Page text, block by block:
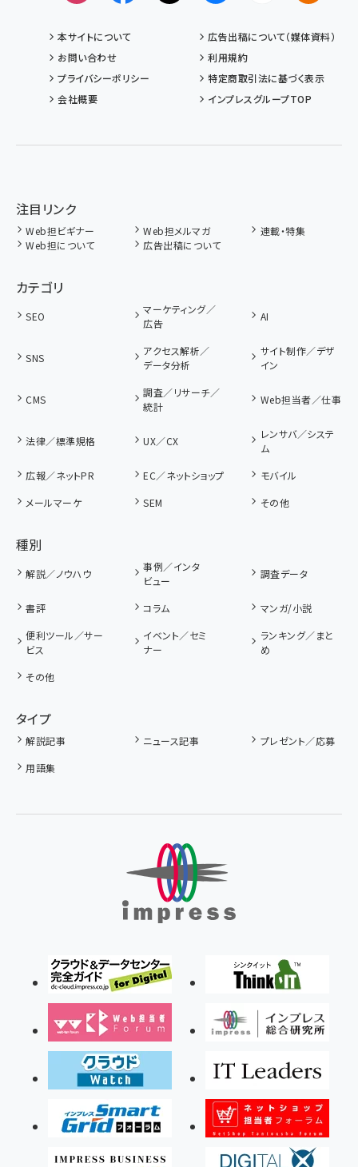
本サイトについて
広告出稿について（媒体資料）
お問い合わせ
利用規約
プライバシーポリシー
特定商取引法に基づく表示
会社概要
インプレスグループTOP
注目リンク
Web担ビギナー Web担メルマガ
連載・特集
Web担について
広告出稿について
カテゴリ
SEO
マーケティング／
広告
AI
SNS
アクセス解析／
データ分析
サイト制作／デザ
イン
CMS
調査／リサーチ／
統計
Web担当者／仕事
法律／標準規格 UX／CX
レンサバ／システ
ム
広報／ネットPR
EC／ネットショップ
モバイル
メールマーケ
SEM その他
種別
解説／ノウハウ
事例／インタ
ビュー
調査データ
書評 コラム
マンガ/小説
便利ツール／サー
ビス
イベント／セミ
ナー
ランキング／まと
め
その他
タイプ
解説記事 ニュース記事
プレゼント／応募
用語集